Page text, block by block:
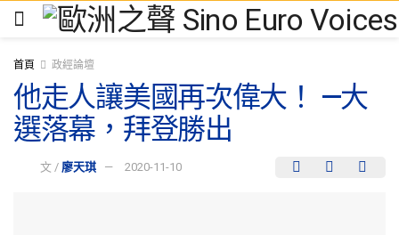
首頁 政經論壇
他走人讓美國再次偉大！ —大
選落幕，拜登勝出
文 / 廖天琪 2020-11-10